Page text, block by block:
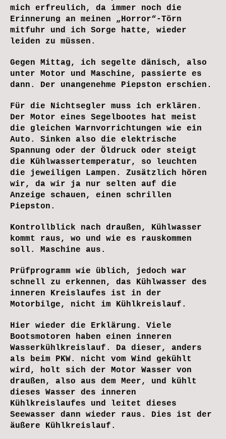
mich erfreulich, da immer noch die
Erinnerung an meinen „Horror“-Törn
mitfuhr und ich Sorge hatte, wieder
leiden zu müssen.
Gegen Mittag, ich segelte dänisch, also
unter Motor und Maschine, passierte es
dann. Der unangenehme Piepston erschien.
Für die Nichtsegler muss ich erklären.
Der Motor eines Segelbootes hat meist
die gleichen Warnvorrichtungen wie ein
Auto. Sinken also die elektrische
Spannung oder der Öldruck oder steigt
die Kühlwassertemperatur, so leuchten
die jeweiligen Lampen. Zusätzlich hören
wir, da wir ja nur selten auf die
Anzeige schauen, einen schrillen
Piepston.
Kontrollblick nach draußen, Kühlwasser
kommt raus, wo und wie es rauskommen
soll. Maschine aus.
Prüfprogramm wie üblich, jedoch war
schnell zu erkennen, das Kühlwasser des
inneren Kreislaufes ist in der
Motorbilge, nicht im Kühlkreislauf.
Hier wieder die Erklärung. Viele
Bootsmotoren haben einen inneren
Wasserkühlkreislauf. Da dieser, anders
als beim PKW. nicht vom Wind gekühlt
wird, holt sich der Motor Wasser von
draußen, also aus dem Meer, und kühlt
dieses Wasser des inneren
Kühlkreislaufes und leitet dieses
Seewasser dann wieder raus. Dies ist der
äußere Kühlkreislauf.